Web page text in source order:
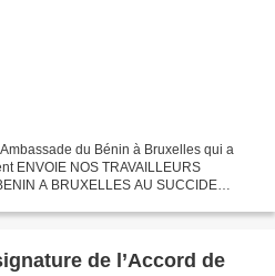
du Bénin à Bruxelles qui a
ENVOIE NOS TRAVAILLEURS
A BRUXELLES AU SUCCIDE
de l’Accord de